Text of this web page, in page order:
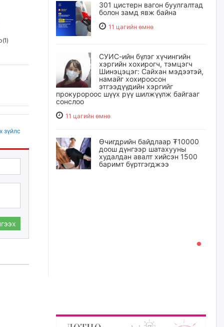
(1)
зүйлс
301 цистерн вагон буулгалтад
болон замд явж байна
11 цагийн өмнө
СУИС-ийн бүлэг хүчингийн
хэргийн хохирогч, тэмцэгч
Шинэцэцэг: Сайхан мэдээтэй,
намайг хохироосон
этгээдүүдийн хэргийг
прокуророос шүүх рүү шилжүүлж байгааг
сонслоо
11 цагийн өмнө
Өчигдрийн байдлаар ₮10000
доош дүнгээр шатахууны
худалдан авалт хийсэн 1500
баримт бүртгэгджээ